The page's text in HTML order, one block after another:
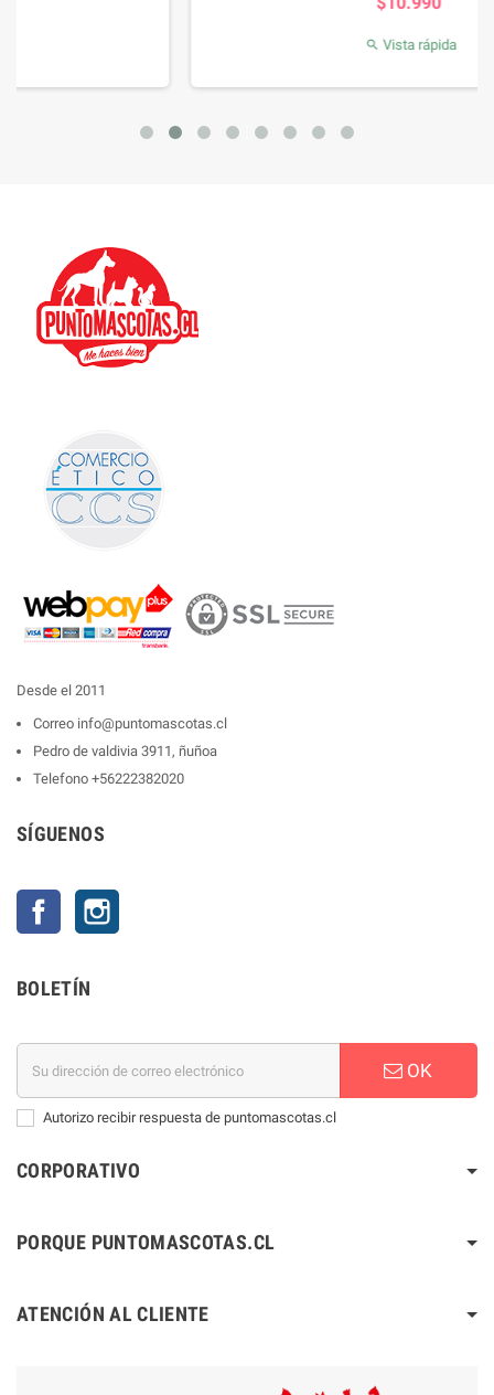
Desde el 2011
Correo info@puntomascotas.cl
Pedro de valdivia 3911, ñuñoa
Telefono +56222382020
SÍGUENOS
Facebook
BOLETÍN
OK
Autorizo recibir respuesta de puntomascotas.cl
CORPORATIVO
PORQUE PUNTOMASCOTAS.CL
ATENCIÓN AL CLIENTE